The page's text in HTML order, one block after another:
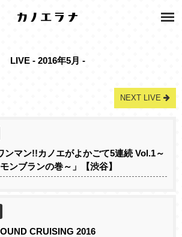
LIVE - 2016年5月 -
NEXT LIVE
ンマン!!カノエがよかごて5連続 Vol.1～
ンブランの巻～」【渋谷】
CRUISING 2016